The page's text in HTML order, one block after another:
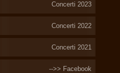
Concerti 2023
Concerti 2022
Concerti 2021
-->> Facebook